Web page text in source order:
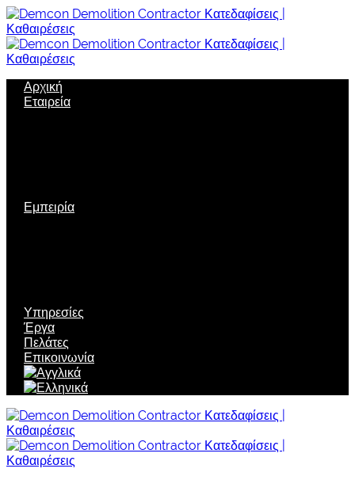
Αρχική
Εταιρεία
Εμπειρία
Υπηρεσίες
Έργα
Πελάτες
Επικοινωνία